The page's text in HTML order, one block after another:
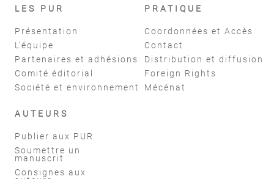
LES PUR
Présentation
L'équipe
Partenaires et adhésions
Comité éditorial
Société et environnement
PRATIQUE
Coordonnées et Accès
Contact
Distribution et diffusion
Foreign Rights
Mécénat
AUTEURS
Publier aux PUR
Soumettre un
manuscrit
Consignes aux